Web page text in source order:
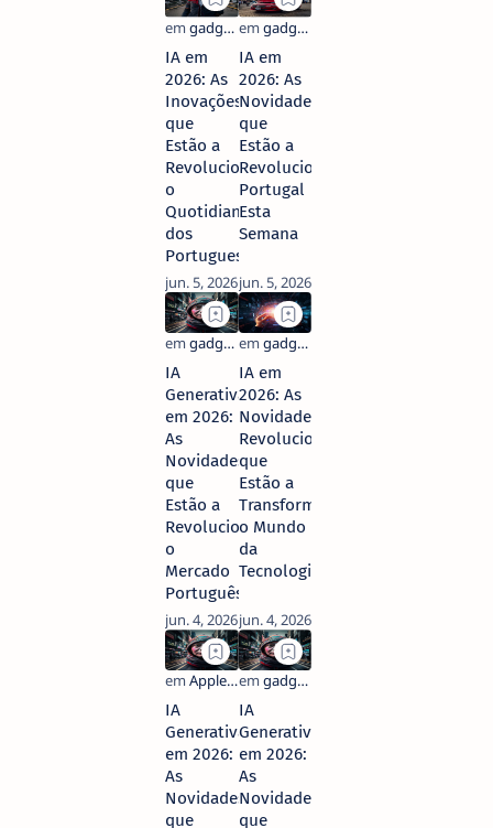
IA em
2026: As
Inovações
que
Estão a
Revolucionar
o
Quotidiano
dos
Portugueses
IA em
2026: As
Novidades
que
Estão a
Revolucionar
Portugal
Esta
Semana
IA
Generativa
em 2026:
As
Novidades
que
Estão a
Revolucionar
o
Mercado
Português
IA em
2026: As
Novidades
Revolucionárias
que
Estão a
Transformar
o Mundo
da
Tecnologia
IA
Generativa
em 2026:
As
Novidades
que
IA
Generativa
em 2026:
As
Novidades
que